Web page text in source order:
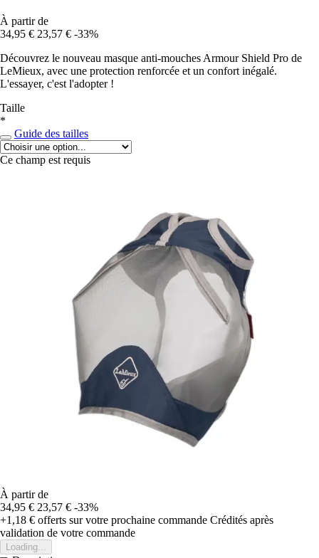
À partir de
34,95 € 23,57 € -33%
Découvrez le nouveau masque anti-mouches Armour Shield Pro de
LeMieux, avec une protection renforcée et un confort inégalé.
L'essayer, c'est l'adopter !
Taille
*
Guide des tailles
Ce champ est requis
À partir de
34,95 € 23,57 € -33%
+1,18 € offerts sur votre prochaine commande Crédités après
validation de votre commande
Loading...